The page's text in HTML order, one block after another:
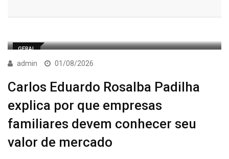
GERAL
admin 01/08/2026
Carlos Eduardo Rosalba Padilha
explica por que empresas
familiares devem conhecer seu
valor de mercado